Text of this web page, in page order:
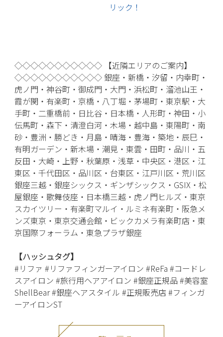
リック！
◇◇◇◇◇◇◇◇◇◇◇ 【近隣エリアのご案内】
◇◇◇◇◇◇◇◇◇◇◇ 銀座・新橋・汐留・内幸町・
虎ノ門・神谷町・御成門・大門・浜松町・溜池山王・
霞が関・有楽町・京橋・八丁堀・茅場町・東京駅・大
手町・二重橋前・日比谷・日本橋・人形町・神田・小
伝馬町・森下・清澄白河・木場・越中島・東陽町・南
砂・豊洲・勝どき・月島・晴海・豊海・築地・辰巳・
有明ガーデン・新木場・潮見・東雲・田町・品川・五
反田・大崎・上野・秋葉原・浅草・中央区・港区・江
東区・千代田区・品川区・台東区・江戸川区・荒川区
銀座三越・銀座シックス・ギンザシックス・GSIX・松
屋銀座・歌舞伎座・日本橋三越・虎ノ門ヒルズ・東京
スカイツリー・有楽町マルイ・ルミネ有楽町・阪急メ
ンズ東京・東京交通会館・ビックカメラ有楽町店・東
京国際フォーラム・東急プラザ銀座
【ハッシュタグ】
#リファ #リファフィンガーアイロン #ReFa #コードレ
スアイロン #旅行用ヘアアイロン #銀座正規品 #美容室
ShellBear #銀座ヘアスタイル #正規販売店 #フィンガ
ーアイロンST